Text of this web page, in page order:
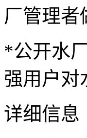
厂管理者
*公开水
强用户对
详细信息